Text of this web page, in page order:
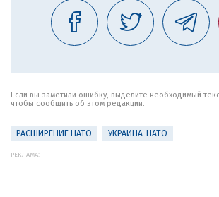
Если вы заметили ошибку, выделите необходимый
чтобы сообщить об этом редакции.
РАСШИРЕНИЕ НАТО УКРАИНА-НАТО
РЕКЛАМА: